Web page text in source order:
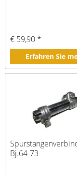
€ 59,90 *
Erfahren Sie
Bj.64-73